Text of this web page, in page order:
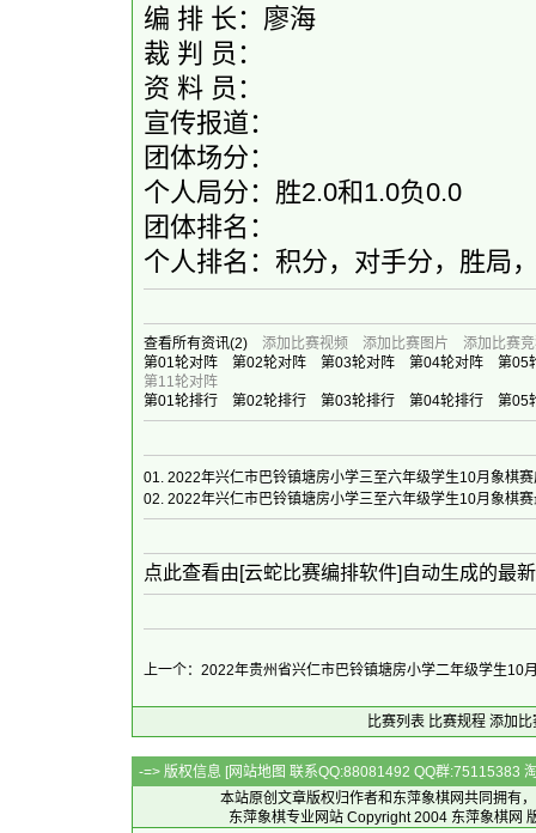
编 排 长：廖海
裁 判 员：
资 料 员：
宣传报道：
团体场分：
个人局分：胜2.0和1.0负0.0
团体排名：
个人排名：积分，对手分，胜局
查看所有资讯(2) 添加比赛视频 添加比赛图片
添加比赛
第01轮对阵
第02轮对阵 第03轮对阵 第04轮对阵
第05
第11轮对阵
第01轮排行
第02轮排行 第03轮排行 第04轮排行 第05
01. 2022年兴仁市巴铃镇塘房小学三至六年级学生10月象棋
02. 2022年兴仁市巴铃镇塘房小学三至六年级学生10月象棋
点此查看由[云蛇比赛编排软件]自动生成的最
上一个：2022年贵州省兴仁市巴铃镇塘房小学二年级学生10
比赛列表 比赛规程 添加比
-=> 版权信息 [网站地图 联系QQ:88081492 QQ群:75115383
本站原创文章版权归作者和 东萍象棋网共同拥有
东萍象棋专业网站 Copyright 2004 东萍象棋网